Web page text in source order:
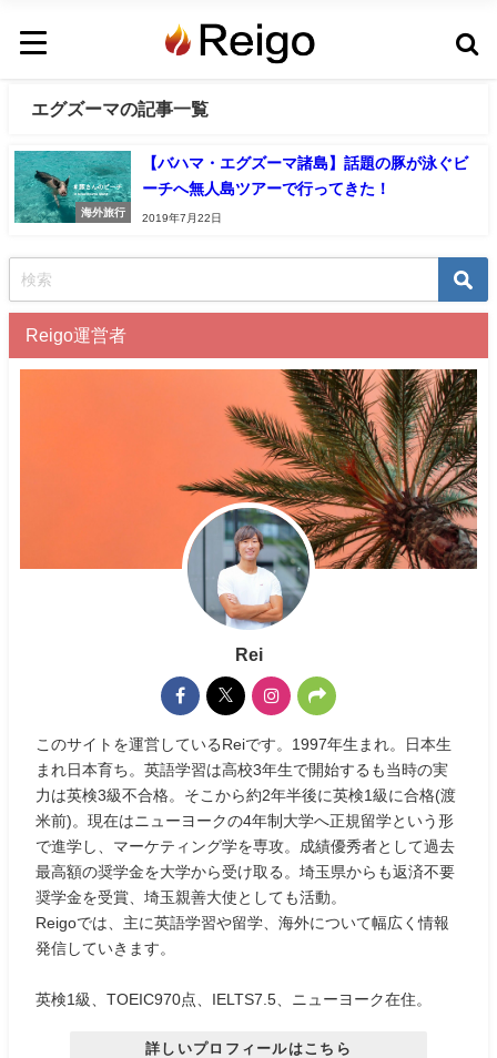
エグズーマの記事一覧
海外旅行
【バハマ・エグズーマ諸島】話題の豚が泳ぐビ
ーチへ無人島ツアーで行ってきた！
2019年7月22日
Reigo運営者
Rei
このサイトを運営しているReiです。1997年生まれ。日本生
まれ日本育ち。英語学習は高校3年生で開始するも当時の実
力は英検3級不合格。そこから約2年半後に英検1級に合格(渡
米前)。現在はニューヨークの4年制大学へ正規留学という形
で進学し、マーケティング学を専攻。成績優秀者として過去
最高額の奨学金を大学から受け取る。埼玉県からも返済不要
奨学金を受賞、埼玉親善大使としても活動。
Reigoでは、主に英語学習や留学、海外について幅広く情報
発信していきます。
英検1級、TOEIC970点、IELTS7.5、ニューヨーク在住。
詳しいプロフィールはこちら